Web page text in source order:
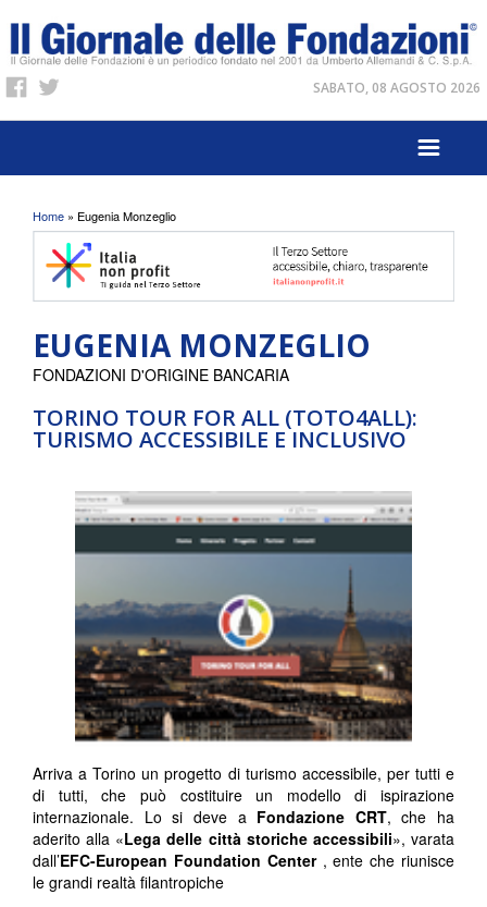
SABATO, 08 AGOSTO 2026
Tu sei qui
Home » Eugenia Monzeglio
EUGENIA MONZEGLIO
TORINO TOUR FOR ALL (TOTO4ALL):
TURISMO ACCESSIBILE E INCLUSIVO
FONDAZIONI D'ORIGINE BANCARIA
Arriva a Torino un progetto di turismo accessibile, per tutti e
di tutti, che può costituire un modello di ispirazione
internazionale. Lo si deve a Fondazione CRT, che ha
aderito alla «Lega delle città storiche accessibili», varata
dall’EFC-European Foundation Center , ente che riunisce
le grandi realtà filantropiche